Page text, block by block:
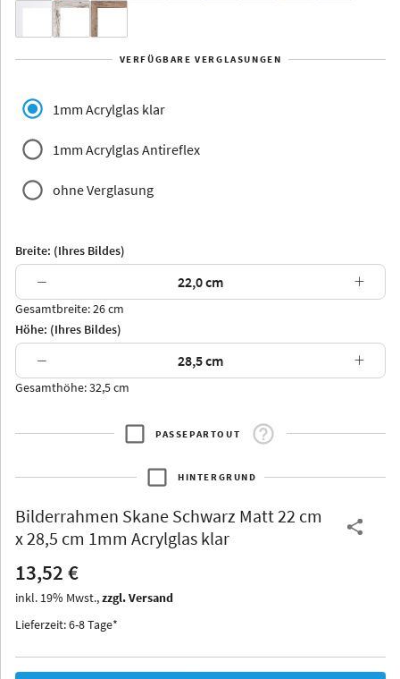
Yukon
Jersey Dauphine
Arran Luzern
Thurgau
Iowa
VERFÜGBARE VERGLASUNGEN
1mm Acrylglas klar
1mm Acrylglas Antireflex
ohne Verglasung
Breite: (Ihres Bildes)
− +
Gesamtbreite: 26 cm
Höhe: (Ihres Bildes)
− +
Gesamthöhe: 32,5 cm
PASSEPARTOUT
HINTERGRUND
Bilderrahmen Skane Schwarz Matt 22 cm
x 28,5 cm 1mm Acrylglas klar
13,52 €
inkl. 19% Mwst.,zzgl. Versand
Lieferzeit: 6-8 Tage*